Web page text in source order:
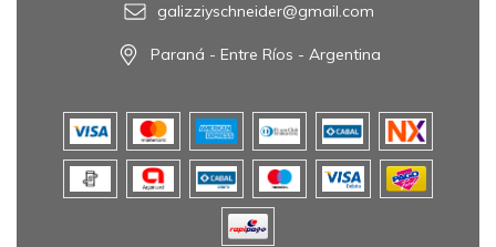
galizziyschneider@gmail.com
Paraná - Entre Ríos - Argentina